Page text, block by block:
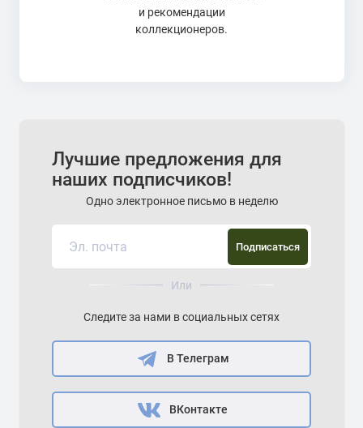
и рекомендации
коллекционеров.
Лучшие предложения для
наших подписчиков!
Одно электронное письмо в неделю
Подписаться
Или
Следите за нами в социальных сетях
В Телеграм
ВКонтакте